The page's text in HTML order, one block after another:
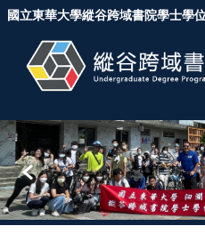
跳
區
塊
國立東華大學縱谷跨域書院學士學